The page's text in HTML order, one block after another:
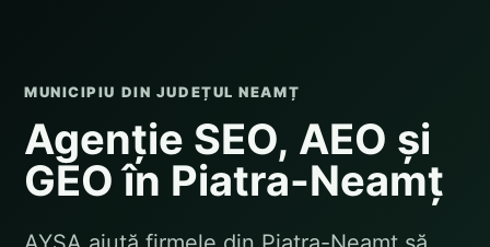
MUNICIPIU DIN JUDEȚUL NEAMȚ
Agenție SEO, AEO și
GEO în Piatra-Neamț